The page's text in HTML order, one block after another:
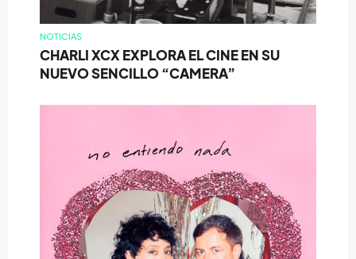
NOTICIAS
CHARLI XCX EXPLORA EL CINE EN SU
NUEVO SENCILLO “CAMERA”